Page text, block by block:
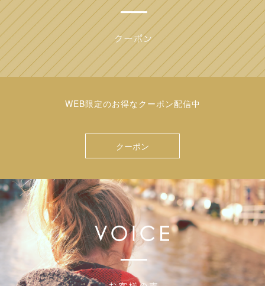
WEB限定のお得なクーポン配信中
クーポン